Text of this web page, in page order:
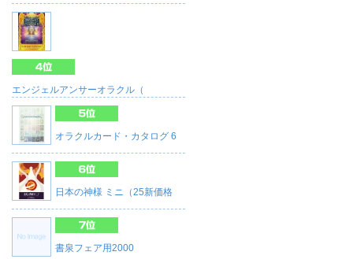
エンジェルアンサーオラクル（
オラクルカード・カタログ 6
日本の神様 ミニ（25新価格
書泉フェア用2000